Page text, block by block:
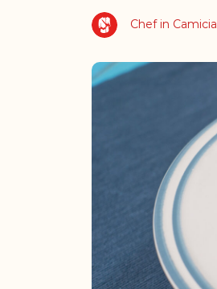
Chef in Camicia